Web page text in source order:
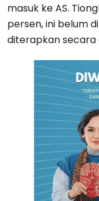
masuk ke AS.
persen, ini belum
diterapkan secara